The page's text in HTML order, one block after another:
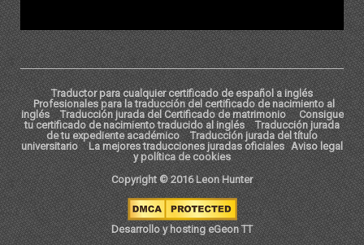
Traductor para cualquier certificado de español a inglés
Profesionales para la traducción del certificado de nacimiento al
inglés
Traducción jurada del Certificado de matrimonio
Consigue
tu certificado de nacimiento traducido al inglés
Traducción jurada
de tu expediente académico
Traducción jurada del título
universitario
La mejores traducciones juradas oficiales Aviso legal
y política de cookies
Copyright © 2016 Leon Hunter
Desarrollo y hosting eGeon TT